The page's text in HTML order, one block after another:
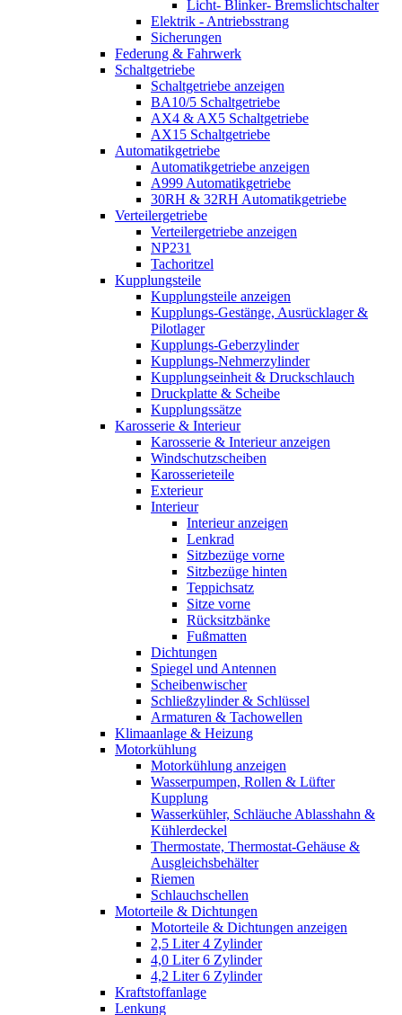
Licht- Blinker- Bremslichtschalter
Elektrik - Antriebsstrang
Sicherungen
Federung & Fahrwerk
Schaltgetriebe
Schaltgetriebe anzeigen
BA10/5 Schaltgetriebe
AX4 & AX5 Schaltgetriebe
AX15 Schaltgetriebe
Automatikgetriebe
Automatikgetriebe anzeigen
A999 Automatikgetriebe
30RH & 32RH Automatikgetriebe
Verteilergetriebe
Verteilergetriebe anzeigen
NP231
Tachoritzel
Kupplungsteile
Kupplungsteile anzeigen
Kupplungs-Gestänge, Ausrücklager &
Pilotlager
Kupplungs-Geberzylinder
Kupplungs-Nehmerzylinder
Kupplungseinheit & Druckschlauch
Druckplatte & Scheibe
Kupplungssätze
Karosserie & Interieur
Karosserie & Interieur anzeigen
Windschutzscheiben
Karosserieteile
Exterieur
Interieur
Interieur anzeigen
Lenkrad
Sitzbezüge vorne
Sitzbezüge hinten
Teppichsatz
Sitze vorne
Rücksitzbänke
Fußmatten
Dichtungen
Spiegel und Antennen
Scheibenwischer
Schließzylinder & Schlüssel
Armaturen & Tachowellen
Klimaanlage & Heizung
Motorkühlung
Motorkühlung anzeigen
Wasserpumpen, Rollen & Lüfter
Kupplung
Wasserkühler, Schläuche Ablasshahn &
Kühlerdeckel
Thermostate, Thermostat-Gehäuse &
Ausgleichsbehälter
Riemen
Schlauchschellen
Motorteile & Dichtungen
Motorteile & Dichtungen anzeigen
2,5 Liter 4 Zylinder
4,0 Liter 6 Zylinder
4,2 Liter 6 Zylinder
Kraftstoffanlage
Lenkung